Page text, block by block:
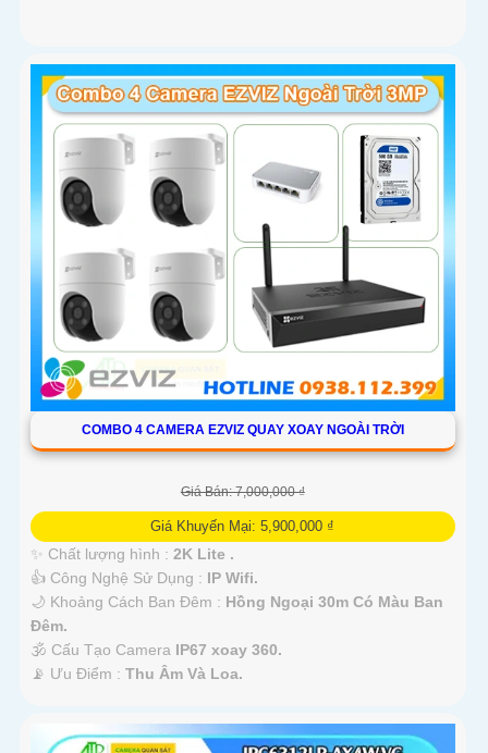
COMBO 4 CAMERA EZVIZ QUAY XOAY NGOÀI TRỜI
Giá Bán: 7,000,000 ₫
Giá Khuyến Mại: 5,900,000 ₫
✨ Chất lượng hình : 2K Lite .
👍 Công Nghệ Sử Dụng : IP Wifi.
🌙 Khoảng Cách Ban Đêm : Hồng Ngoại 30m Có Màu Ban
Ðêm.
🕉️ Cấu Tạo Camera IP67 xoay 360.
️📡 Ưu Điểm : Thu Âm Và Loa.